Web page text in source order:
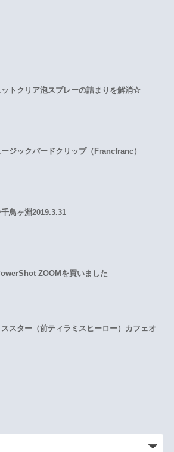
ットクリア泡スプレーの詰まりを解消☆
ージックバードクリップ（Francfranc）
鳥ヶ淵2019.3.31
ZOOMを買いました
スター（前ティラミスヒーロー）カフェオ